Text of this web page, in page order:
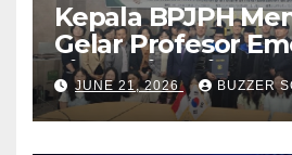
Kepala BPJPH
Gelar Profesor
Silla University,
JUNE 21, 2026 BUZZER